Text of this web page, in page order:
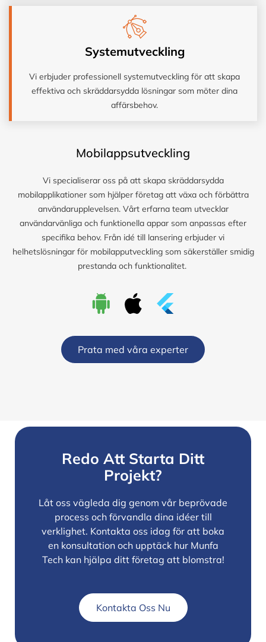
Systemutveckling
Vi erbjuder professionell systemutveckling för att skapa
effektiva och skräddarsydda lösningar som möter dina
affärsbehov.
Mobilappsutveckling
Vi specialiserar oss på att skapa skräddarsydda
mobilapplikationer som hjälper företag att växa och förbättra
användarupplevelsen. Vårt erfarna team utvecklar
användarvänliga och funktionella appar som anpassas efter
specifika behov. Från idé till lansering erbjuder vi
helhetslösningar för mobilapputveckling som säkerställer smidig
prestanda och funktionalitet.
Prata med våra experter
Redo Att Starta Ditt
Projekt?
Låt oss vägleda dig genom vår beprövade
process och förvandla dina idéer till
verklighet. Kontakta oss idag för att boka
en konsultation och upptäck hur Munfa
Tech kan hjälpa ditt företag att blomstra!
Kontakta Oss Nu